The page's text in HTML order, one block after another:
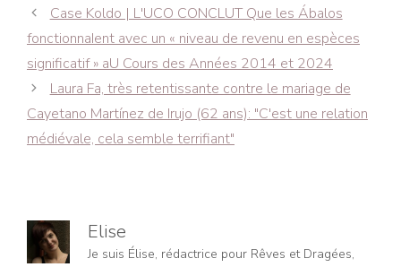
Navigation
des
articles
Case Koldo | L'UCO CONCLUT Que les Ábalos
fonctionnaIent avec un « niveau de revenu en espèces
significatif » aU Cours des Années 2014 et 2024
Laura Fa, très retentissante contre le mariage de
Cayetano Martínez de Irujo (62 ans): "C'est une relation
médiévale, cela semble terrifiant"
Elise
Je suis Élise, rédactrice pour Rêves et Dragées,